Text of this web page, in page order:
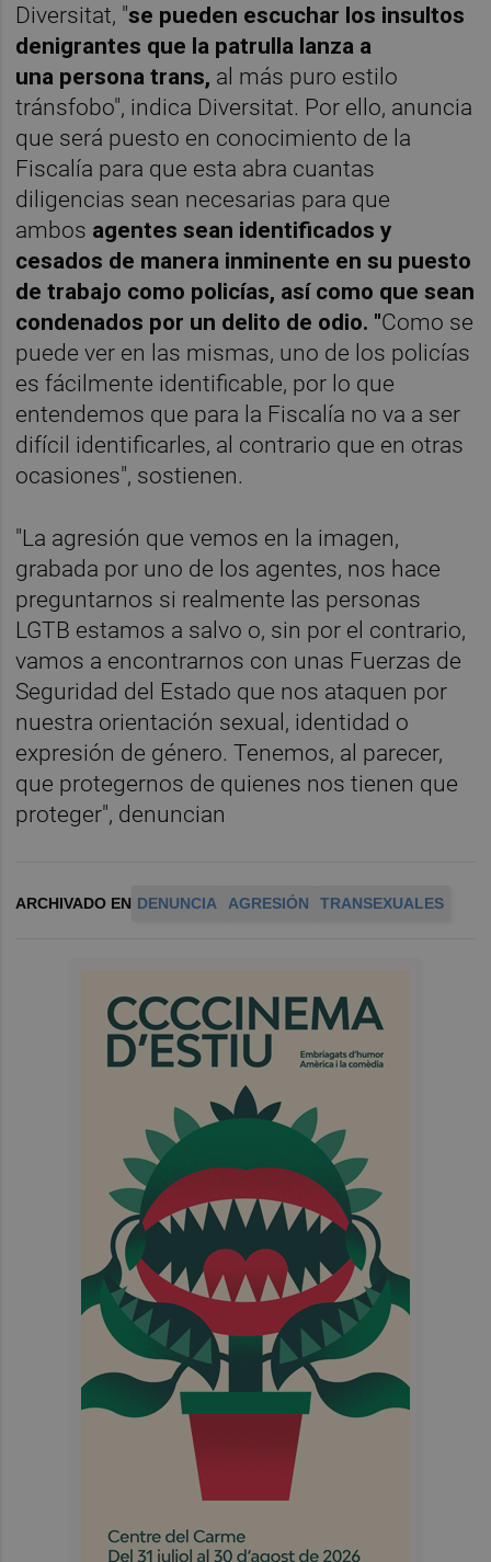
Diversitat, "se pueden escuchar los insultos
denigrantes que la patrulla lanza a
una persona trans, al más puro estilo
tránsfobo", indica Diversitat. Por ello, anuncia
que será puesto en conocimiento de la
Fiscalía para que esta abra cuantas
diligencias sean necesarias para que
ambos agentes sean identificados y
cesados de manera inminente en su puesto
de trabajo como policías, así como que sean
condenados por un delito de odio. "Como se
puede ver en las mismas, uno de los policías
es fácilmente identificable, por lo que
entendemos que para la Fiscalía no va a ser
difícil identificarles, al contrario que en otras
ocasiones", sostienen.
"La agresión que vemos en la imagen,
grabada por uno de los agentes, nos hace
preguntarnos si realmente las personas
LGTB estamos a salvo o, sin por el contrario,
vamos a encontrarnos con unas Fuerzas de
Seguridad del Estado que nos ataquen por
nuestra orientación sexual, identidad o
expresión de género. Tenemos, al parecer,
que protegernos de quienes nos tienen que
proteger", denuncian
ARCHIVADO EN DENUNCIA AGRESIÓN TRANSEXUALES